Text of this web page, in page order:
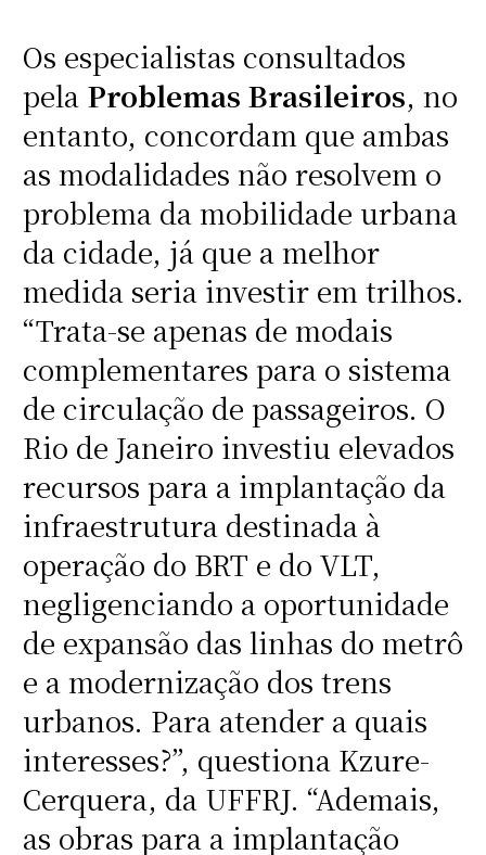
Os especialistas consultados
pela Problemas Brasileiros, no
entanto, concordam que ambas
as modalidades não resolvem o
problema da mobilidade urbana
da cidade, já que a melhor
medida seria investir em trilhos.
“Trata-se apenas de modais
complementares para o sistema
de circulação de passageiros. O
Rio de Janeiro investiu elevados
recursos para a implantação da
infraestrutura destinada à
operação do BRT e do VLT,
negligenciando a oportunidade
de expansão das linhas do metrô
e a modernização dos trens
urbanos. Para atender a quais
interesses?”, questiona Kzure-
Cerquera, da UFFRJ. “Ademais,
as obras para a implantação